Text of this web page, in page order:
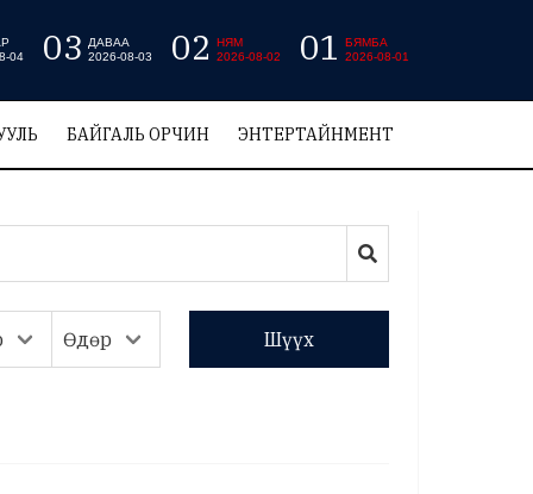
04
03
ДАВАА
2026-08-03
02
НЯМ
2026-08-02
01
БЯМБА
2026-08-01
БАЙГАЛЬ ОРЧИН ЭНТЕРТАЙНМЕНТ
Шүүх